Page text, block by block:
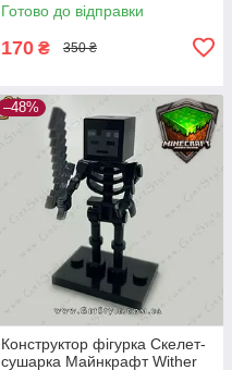
Готово до відправки
170 ₴ 350 ₴
–48%
Конструктор фігурка Скелет-
сушарка Майнкрафт Wither